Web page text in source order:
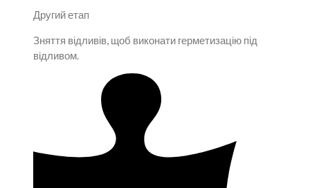
Другий етап
Зняття відливів, щоб виконати герметизацію під
відливом.